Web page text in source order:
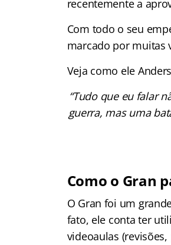
recentemente a
Com todo o seu
marcado por muitas
Veja como ele
“Tudo que eu falar
guerra, mas uma
Como o Gran
O Gran foi um
fato, ele conta ter
videoaulas